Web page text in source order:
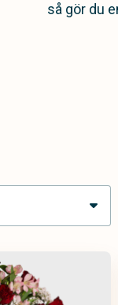
så gör du